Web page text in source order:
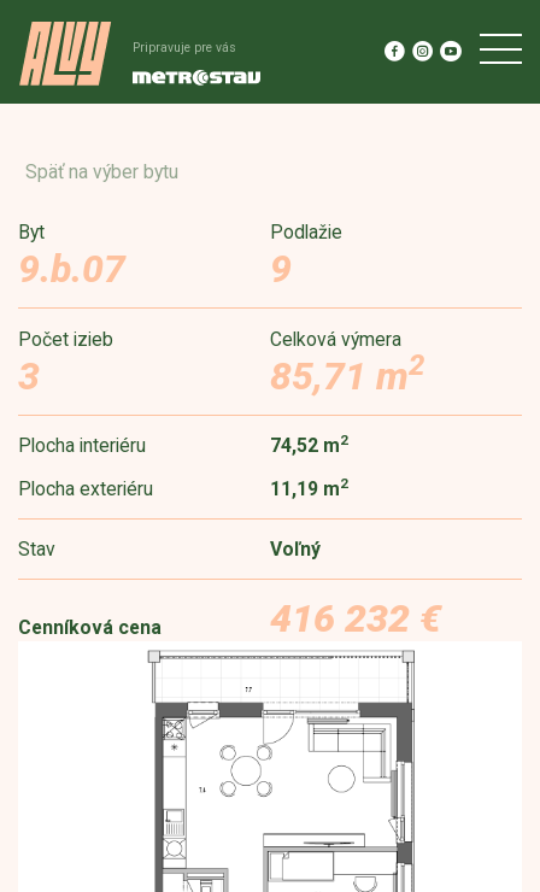
Pripravuje pre vás
Späť na výber bytu
Byt
9.b.07
Podlažie
9
Počet izieb
3
Celková výmera
85,71 m2
Plocha interiéru 74,52 m2
Plocha exteriéru 11,19 m2
Stav Voľný
Cenníková cena 416 232 €